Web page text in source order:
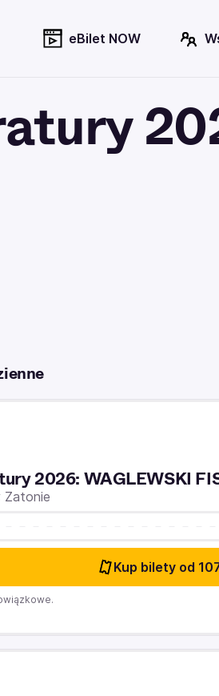
eBilet NOW
2026: WAGLEWSKI
Zatonie
Kup bilety od